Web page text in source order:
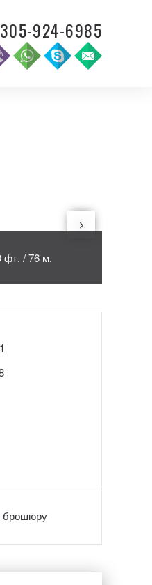
924-6985
фт. / 76 м.
брошюру